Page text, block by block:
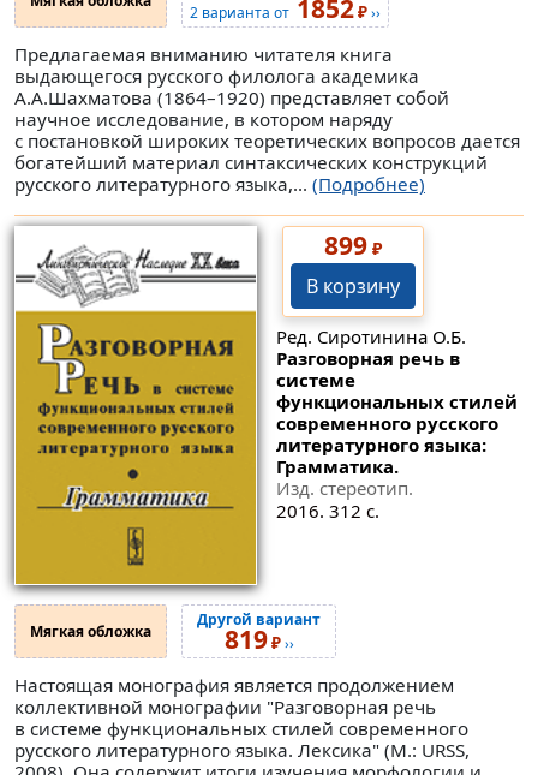
2 варианта от 1852₽››
Предлагаемая вниманию читателя книга
выдающегося русского филолога академика
А.А.Шахматова (1864–1920) представляет собой
научное исследование, в котором наряду
с постановкой широких теоретических вопросов дается
богатейший материал синтаксических конструкций
русского литературного языка,... (Подробнее)
899₽
В корзину
Ред. Сиротинина О.Б.
Разговорная речь в
системе
функциональных стилей
современного русского
литературного языка:
Грамматика.
Изд. стереотип.
2016. 312 с.
Мягкая обложка
Другой вариант
819₽››
Настоящая монография является продолжением
коллективной монографии "Разговорная речь
в системе функциональных стилей современного
русского литературного языка. Лексика" (М.: URSS,